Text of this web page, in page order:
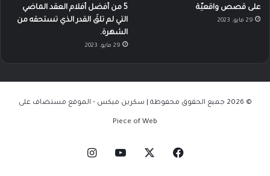
على قصص واقعيّة
29 مايو، 2023
5 من أفضل أفلام العقد الماضي
التي لم تلقَ القدر الذي تستحقه من
الشهرة.
29 مايو، 2023
© 2026 جميع الحقوق محفوظة | سكرين ميكس - الموقع مستضاف على
Piece of Web
فيسبوك ‫YouTube